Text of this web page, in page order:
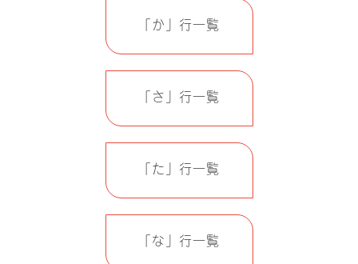
「か」行一覧
「さ」行一覧
「た」行一覧
「な」行一覧